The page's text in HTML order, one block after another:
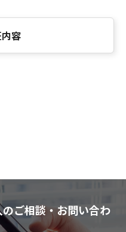
容
ご相談・お問い合わ